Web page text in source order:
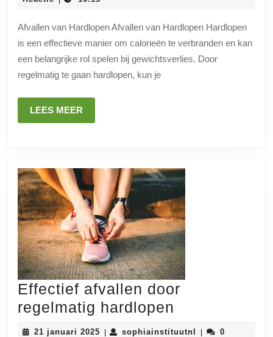
Tips
en
Afvallen van Hardlopen Afvallen van Hardlopen Hardlopen
is een effectieve manier om calorieën te verbranden en kan
een belangrijke rol spelen bij gewichtsverlies. Door
regelmatig te gaan hardlopen, kun je
LEES MEER
MEER
Effectief afvallen door
regelmatig hardlopen
afvallen
21 januari 2025 21| sophiainstituutnl sophiainstituutnl
|
0